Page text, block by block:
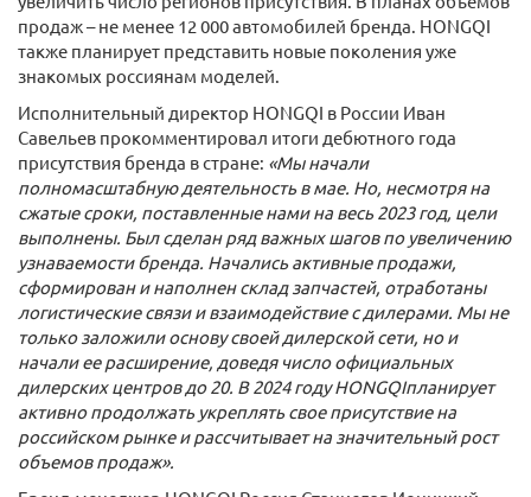
продаж – не менее 12 000 автомобилей бренда. HONGQI
также планирует представить новые поколения уже
знакомых россиянам моделей.
Исполнительный директор HONGQI в России Иван
Савельев прокомментировал итоги дебютного года
присутствия бренда в стране: «Мы начали
полномасштабную деятельность в мае. Но, несмотря на
сжатые сроки, поставленные нами на весь 2023 год, цели
выполнены. Был сделан ряд важных шагов по увеличению
узнаваемости бренда. Начались активные продажи,
сформирован и наполнен склад запчастей, отработаны
логистические связи и взаимодействие с дилерами. Мы не
только заложили основу своей дилерской сети, но и
начали ее расширение, доведя число официальных
дилерских центров до 20. В 2024 годуHONGQIпланирует
активно продолжать укреплять свое присутствие на
российском рынке и рассчитывает на значительный рост
объемов продаж».